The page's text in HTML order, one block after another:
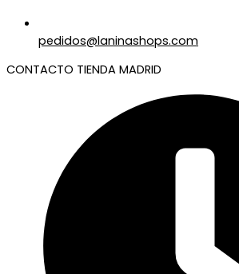
pedidos@laninashops.com
CONTACTO TIENDA MADRID